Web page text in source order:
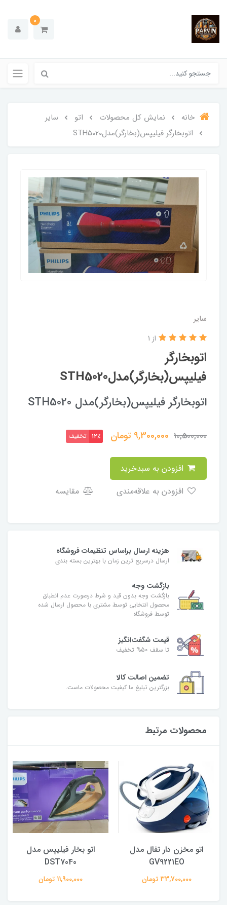
0
خانه نمایش کل محصولات اتو
سایر
اتوبخارگر فیلیپس(بخارگر)مدلSTH5020
سایر
اتوبخارگر
فیلیپس(بخارگر)مدلSTH5020
از 1
اتوبخارگر فیلیپس(بخارگر)مدل STH5020
10,500,000
9,300,000 تومان 12٪ تخفیف
مقایسه
هزینه ارسال براساس تنظیمات فروشگاه
ارسال درسریع ترین زمان با بهترین بسته بندی
بازگشت وجه
بازگشت وجه بدون قید و شرط درصورت عدم انطباق
محصول انتخابی توسط مشتری با محصول ارسال شده
توسط فروشگاه
قیمت شگفت‌انگیز
تا سقف 50% تخفیف
تضمین اصالت کالا
بزرگترین تبلیغ ما کیفیت محصولات ماست.
محصولات مرتبط
اتو مخزن دار تفال مدل
GV9221EO
33,700,000 تومان
اتو بخار فیلیپس مدل
DST7040
11,900,000 تومان